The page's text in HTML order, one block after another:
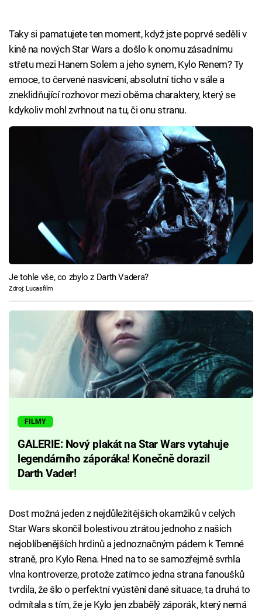
Taky si pamatujete ten moment, když jste poprvé seděli v
kině na nových Star Wars a došlo k onomu zásadnímu
střetu mezi Hanem Solem a jeho synem, Kylo Renem? Ty
emoce, to červené nasvícení, absolutní ticho v sále a
zneklidňující rozhovor mezi oběma charaktery, který se
kdykoliv mohl zvrhnout na tu, či onu stranu.
Je tohle vše, co zbylo z Darth Vadera?
Zdroj: Lucasfilm
FILMY
GALERIE: Nový plakát na Star Wars vytahuje
legendárního záporáka! Konečně dorazil
Darth Vader!
Dost možná jeden z nejdůležitějších okamžiků v celých
Star Wars skončil bolestivou ztrátou jednoho z našich
nejoblíbenějších hrdinů a jednoznačným pádem k Temné
straně, pro Kylo Rena. Hned na to se samozřejmě svrhla
vlna kontroverze, protože zatímco jedna strana fanoušků
tvrdila, že šlo o perfektní vyústění dané situace, ta druhá to
odmítala s tím, že je Kylo jen zbabělý záporák, který nemá